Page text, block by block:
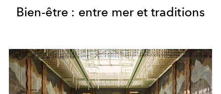
Bien-être : entre mer et traditions